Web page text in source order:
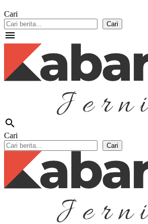
Cari
Cari
menu
search
Cari
Cari